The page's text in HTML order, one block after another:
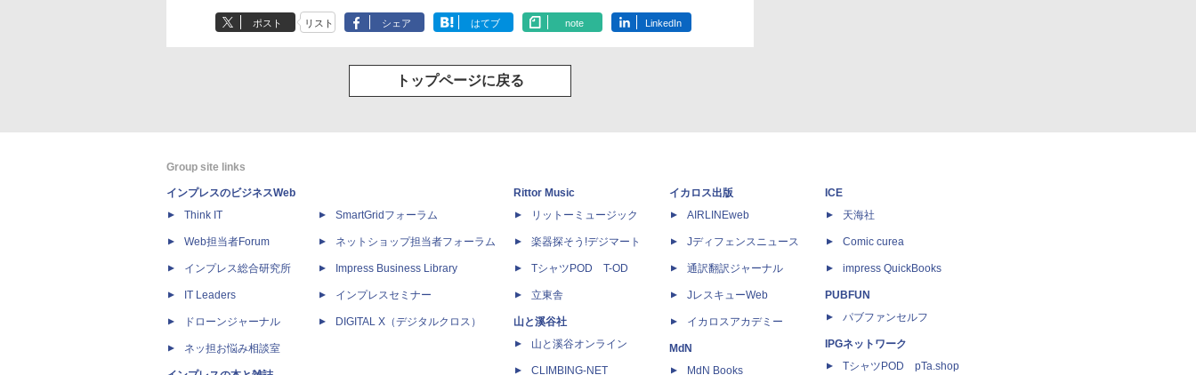
ポスト リスト シェア はてブ note LinkedIn
トップページに戻る
Group site links
インプレスのビジネスWeb
Think IT
Web担当者Forum
インプレス総合研究所
IT Leaders
ドローンジャーナル
ネッ担お悩み相談室
SmartGridフォーラム
ネットショップ担当者フォーラム
Impress Business Library
インプレスセミナー
DIGITAL X（デジタルクロス）
Rittor Music
リットーミュージック
楽器探そう!デジマート
TシャツPOD T-OD
立東舎
山と溪谷社
山と溪谷オンライン
CLIMBING-NET
イカロス出版
AIRLINEweb
Jディフェンスニュース
通訳翻訳ジャーナル
JレスキューWeb
イカロスアカデミー
MdN
MdN Books
ICE
天海社
Comic curea
impress QuickBooks
PUBFUN
パブファンセルフ
IPGネットワーク
TシャツPOD pTa.shop